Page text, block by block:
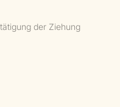
der Ziehung